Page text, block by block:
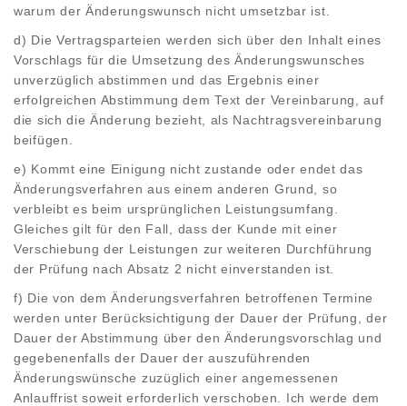
warum der Änderungswunsch nicht umsetzbar ist.
d) Die Vertragsparteien werden sich über den Inhalt eines
Vorschlags für die Umsetzung des Änderungswunsches
unverzüglich abstimmen und das Ergebnis einer
erfolgreichen Abstimmung dem Text der Vereinbarung, auf
die sich die Änderung bezieht, als Nachtragsvereinbarung
beifügen.
e) Kommt eine Einigung nicht zustande oder endet das
Änderungsverfahren aus einem anderen Grund, so
verbleibt es beim ursprünglichen Leistungsumfang.
Gleiches gilt für den Fall, dass der Kunde mit einer
Verschiebung der Leistungen zur weiteren Durchführung
der Prüfung nach Absatz 2 nicht einverstanden ist.
f) Die von dem Änderungsverfahren betroffenen Termine
werden unter Berücksichtigung der Dauer der Prüfung, der
Dauer der Abstimmung über den Änderungsvorschlag und
gegebenenfalls der Dauer der auszuführenden
Änderungswünsche zuzüglich einer angemessenen
Anlauffrist soweit erforderlich verschoben. Ich werde dem